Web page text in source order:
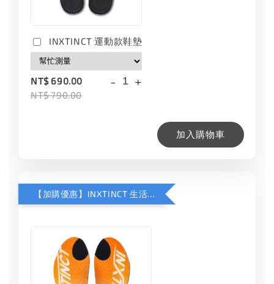
INXTINCT 運動款鞋墊
NT$ 690.00
NT$ 790.00
- +
加入購物車
【加購優惠】INXTINCT 生活日用鞋墊